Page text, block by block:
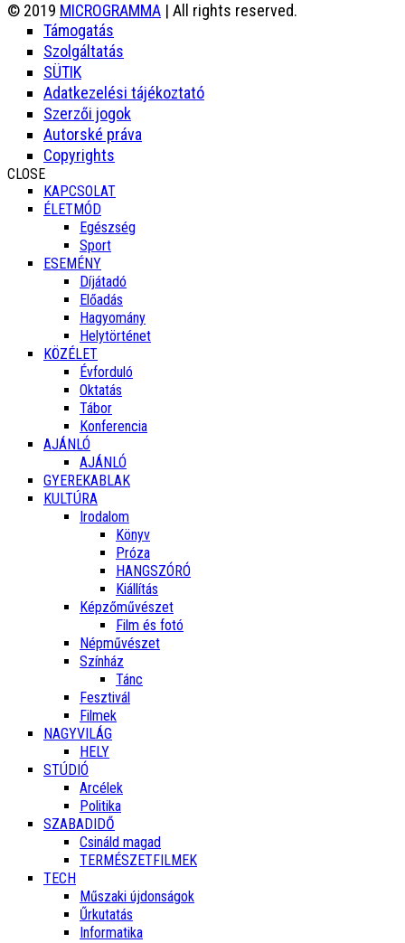
© 2019 MICROGRAMMA | All rights reserved.
Támogatás
Szolgáltatás
SÜTIK
Adatkezelési tájékoztató
Szerzői jogok
Autorské práva
Copyrights
CLOSE
KAPCSOLAT
ÉLETMÓD
Egészség
Sport
ESEMÉNY
Díjátadó
Előadás
Hagyomány
Helytörténet
KÖZÉLET
Évforduló
Oktatás
Tábor
Konferencia
AJÁNLÓ
AJÁNLÓ
GYEREKABLAK
KULTÚRA
Irodalom
Könyv
Próza
HANGSZÓRÓ
Kiállítás
Képzőművészet
Film és fotó
Népművészet
Színház
Tánc
Fesztivál
Filmek
NAGYVILÁG
HELY
STÚDIÓ
Arcélek
Politika
SZABADIDŐ
Csináld magad
TERMÉSZETFILMEK
TECH
Műszaki újdonságok
Űrkutatás
Informatika